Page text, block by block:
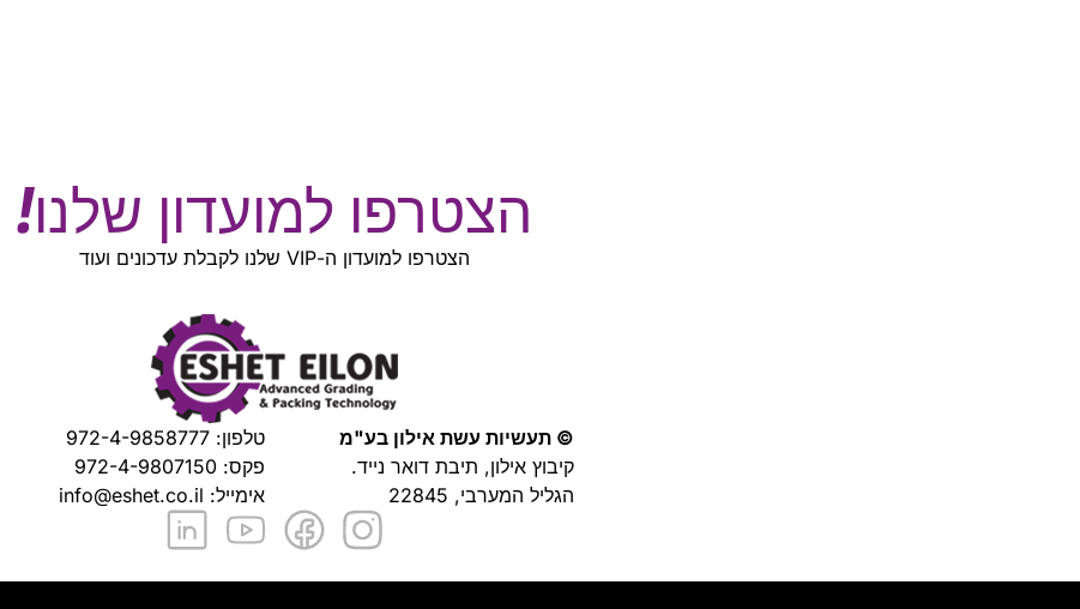
הצטרפו למועדון שלנו!
הצטרפו למועדון ה-VIP שלנו לקבלת עדכונים ועוד
© תעשיות עשת אילון בע"מ
קיבוץ אילון, תיבת דואר נייד.
הגליל המערבי, 22845
טלפון: 972-4-9858777
פקס: 972-4-9807150
אימייל: info@eshet.co.il